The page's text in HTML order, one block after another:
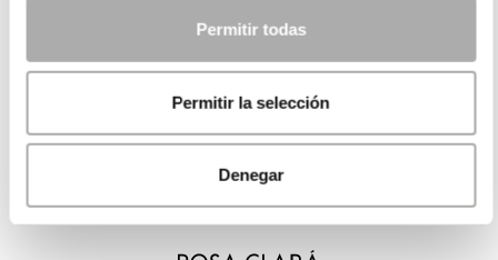
Permitir todas
Permitir la selección
Denegar